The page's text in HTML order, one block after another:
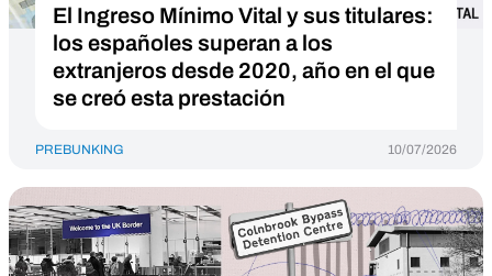
El Ingreso Mínimo Vital y sus titulares:
los españoles superan a los
extranjeros desde 2020, año en el que
se creó esta prestación
PREBUNKING 10/07/2026